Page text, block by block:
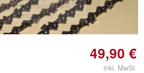
Doppelt antippen zum
vergrößern
49,90 €
inkl. MwSt.